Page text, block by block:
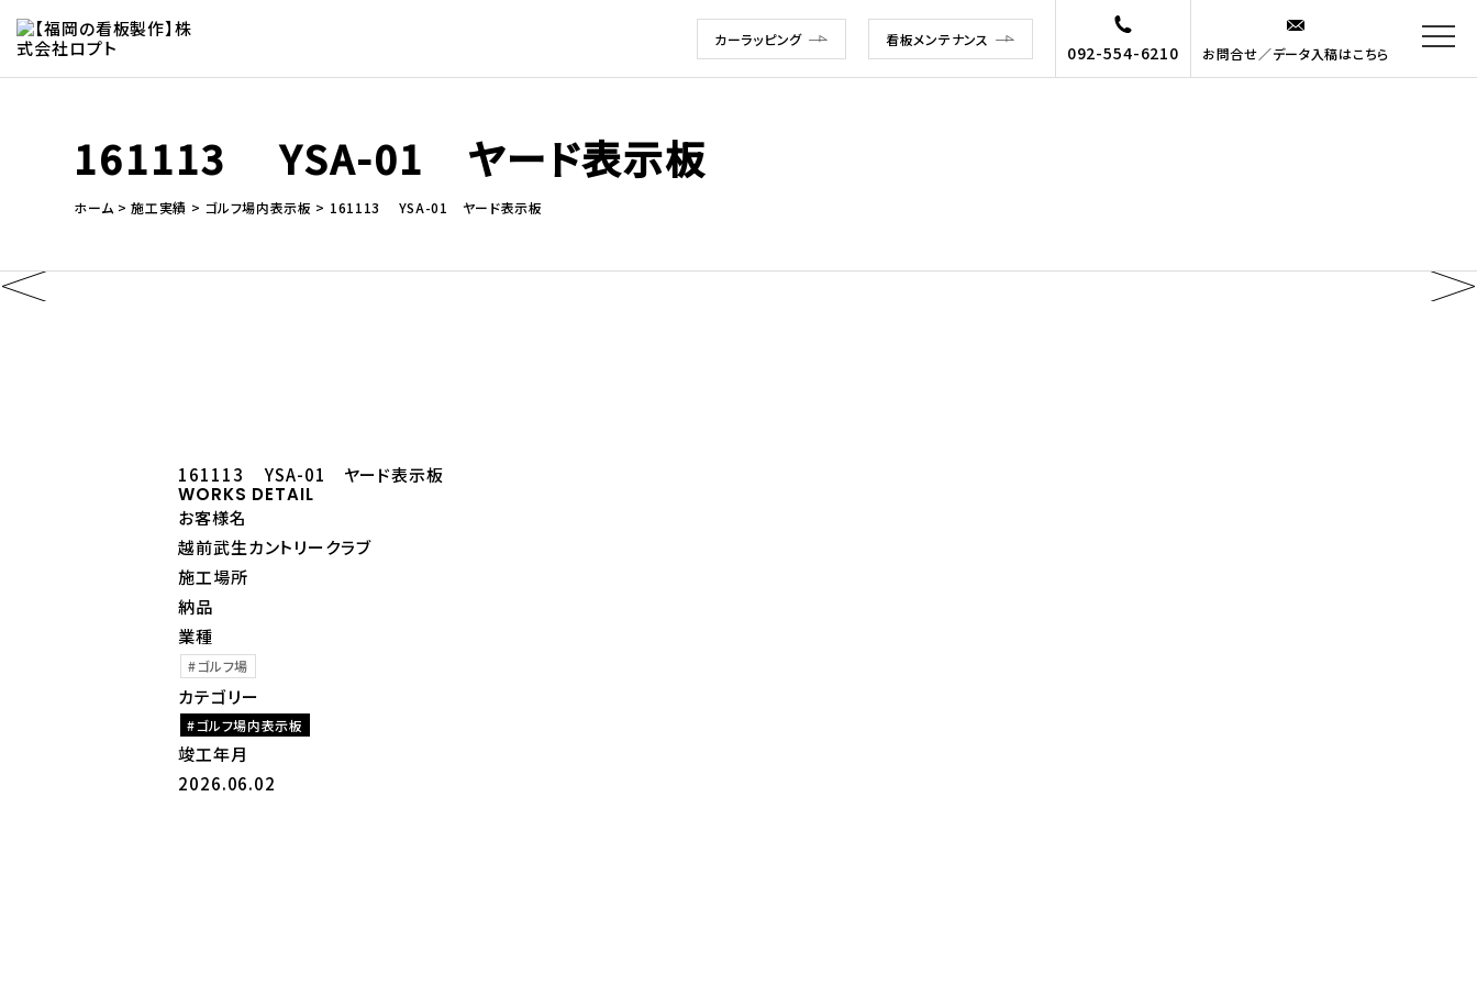
カーラッピング 看板メンテナンス
092-554-6210 お問合せ／データ入稿はこちら
161113 YSA-01 ヤード表示板
ホーム 施工実績 ゴルフ場内表示板 161113 YSA-01 ヤード表示板
161113 YSA-01 ヤード表示板
WORKS DETAIL
お客様名
越前武生カントリークラブ
施工場所
納品
業種
ゴルフ場
カテゴリー
ゴルフ場内表示板
竣工年月
2026.06.02